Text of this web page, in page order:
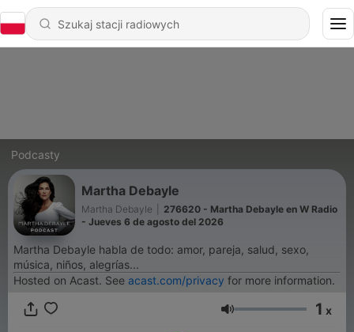
Podcasty
Martha Debayle
Martha Debayle
276620 - Martha Debayle en W Radio
- Jueves 6 de agosto del 2026
Martha Debayle habla de todo: amor, pareja, salud, sexo,
música, niños, alegrías...
Hosted on Acast. See acast.com/privacy for more information.
Głośność 1 x